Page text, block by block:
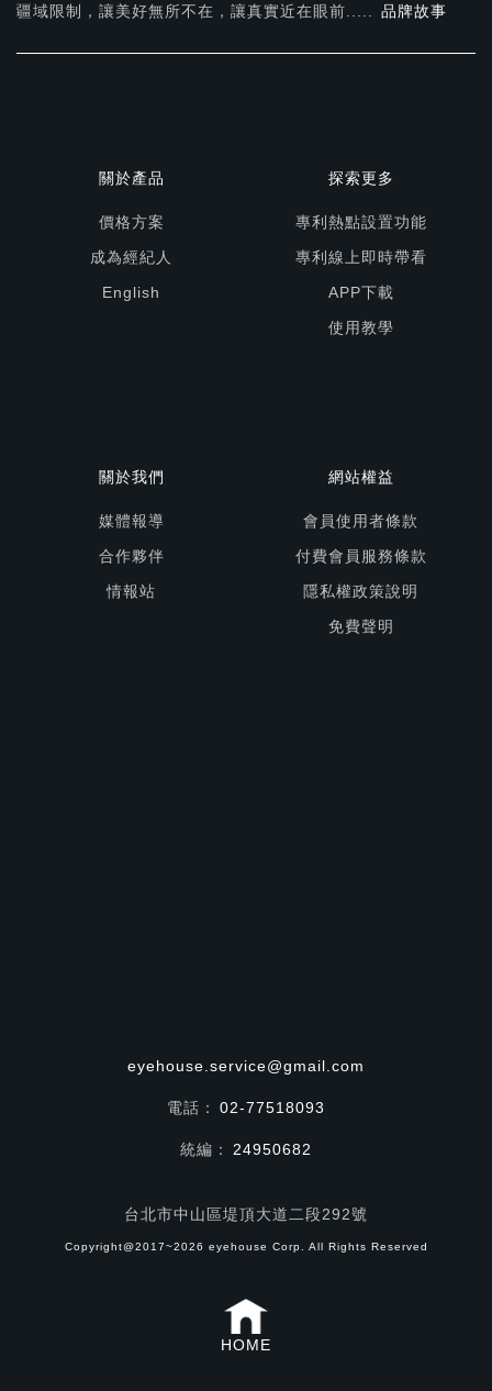
疆域限制，讓美好無所不在， 讓真實近在眼前..... 品牌故事
關於產品
價格方案
成為經紀人
English
探索更多
專利熱點設置功能
專利線上即時帶看
APP下載
使用教學
關於我們
媒體報導
合作夥伴
情報站
網站權益
會員使用者條款
付費會員服務條款
隱私權政策說明
免費聲明
eyehouse.service@gmail.com
電話： 02-77518093
統編： 24950682
台北市中山區堤頂大道二段292號
Copyright@2017~2026 eyehouse Corp. All Rights Reserved
HOME